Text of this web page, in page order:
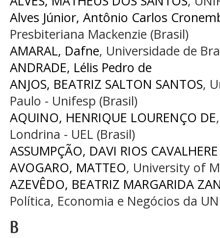
Alves Júnior, Antônio Carlos
Presbiteriana Mackenzie (Brasil)
AMARAL, Dafne, Universidade de
ANDRADE, Lélis Pedro de
ANJOS, BEATRIZ SALTON SANTOS,
Paulo - Unifesp (Brasil)
AQUINO, HENRIQUE LOURENÇO DE
Londrina - UEL (Brasil)
ASSUMPÇÃO, DAVI RIOS
AVOGARO, MATTEO, University of
AZEVÊDO, BEATRIZ MARGARIDA
Política, Economia e Negócios da
B